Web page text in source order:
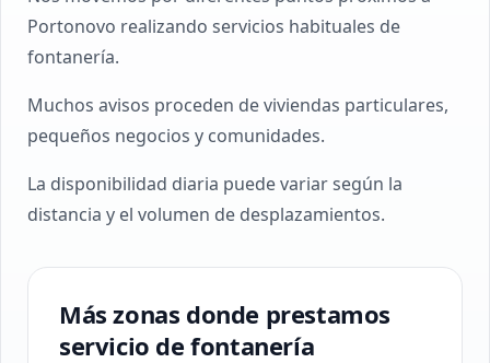
Portonovo realizando servicios habituales de
fontanería.
Muchos avisos proceden de viviendas particulares,
pequeños negocios y comunidades.
La disponibilidad diaria puede variar según la
distancia y el volumen de desplazamientos.
Más zonas donde prestamos
servicio de fontanería